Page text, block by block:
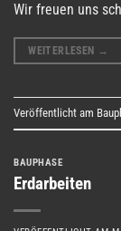
Wir freuen uns
WEITERLESEN →
Veröffentlicht am
BAUPHASE
Erdarbeiten